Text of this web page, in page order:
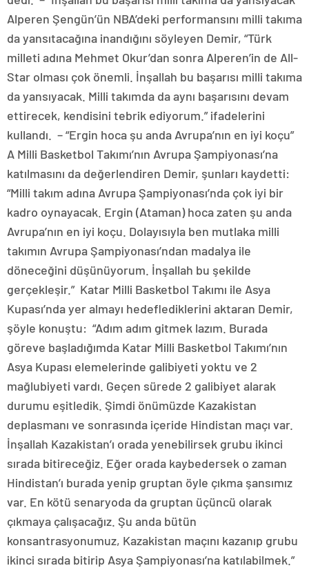
Alperen Şengün’ün NBA’deki performansını milli takıma
da yansıtacağına inandığını söyleyen Demir, “Türk
milleti adına Mehmet Okur’dan sonra Alperen’in de All-
Star olması çok önemli. İnşallah bu başarısı milli takıma
da yansıyacak. Milli takımda da aynı başarısını devam
ettirecek, kendisini tebrik ediyorum.” ifadelerini
kullandı. – “Ergin hoca şu anda Avrupa’nın en iyi koçu”
A Milli Basketbol Takımı’nın Avrupa Şampiyonası’na
katılmasını da değerlendiren Demir, şunları kaydetti:
“Milli takım adına Avrupa Şampiyonası’nda çok iyi bir
kadro oynayacak. Ergin (Ataman) hoca zaten şu anda
Avrupa’nın en iyi koçu. Dolayısıyla ben mutlaka milli
takımın Avrupa Şampiyonası’ndan madalya ile
döneceğini düşünüyorum. İnşallah bu şekilde
gerçekleşir.” Katar Milli Basketbol Takımı ile Asya
Kupası’nda yer almayı hedeflediklerini aktaran Demir,
şöyle konuştu: “Adım adım gitmek lazım. Burada
göreve başladığımda Katar Milli Basketbol Takımı’nın
Asya Kupası elemelerinde galibiyeti yoktu ve 2
mağlubiyeti vardı. Geçen sürede 2 galibiyet alarak
durumu eşitledik. Şimdi önümüzde Kazakistan
deplasmanı ve sonrasında içeride Hindistan maçı var.
İnşallah Kazakistan’ı orada yenebilirsek grubu ikinci
sırada bitireceğiz. Eğer orada kaybedersek o zaman
Hindistan’ı burada yenip gruptan öyle çıkma şansımız
var. En kötü senaryoda da gruptan üçüncü olarak
çıkmaya çalışacağız. Şu anda bütün
konsantrasyonumuz, Kazakistan maçını kazanıp grubu
ikinci sırada bitirip Asya Şampiyonası’na katılabilmek.”